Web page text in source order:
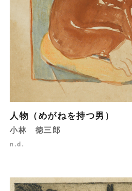
人物（めがねを持つ男）
小林 徳三郎
n.d.